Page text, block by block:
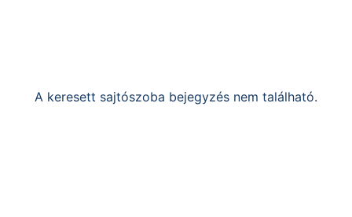
A keresett sajtószoba bejegyzés nem található.